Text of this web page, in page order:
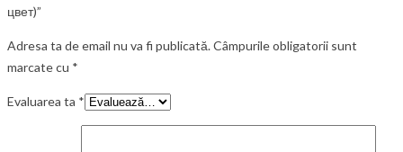
цвет)”
Adresa ta de email nu va fi publicată.Câmpurile obligatorii sunt
marcate cu *
Evaluarea ta *